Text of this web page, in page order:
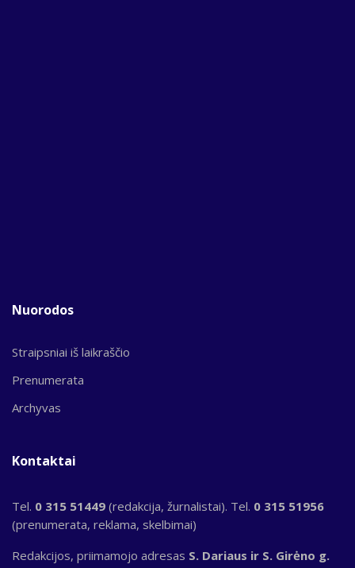
Nuorodos
Straipsniai iš laikraščio
Prenumerata
Archyvas
Kontaktai
Tel. 0 315 51449 (redakcija, žurnalistai). Tel. 0 315 51956
(prenumerata, reklama, skelbimai)
Redakcijos, priimamojo adresas S. Dariaus ir S. Girėno g.